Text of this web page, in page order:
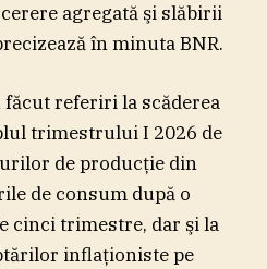
agregată şi slăbirii
în minuta BNR.
referiri la scăderea
trimestrului I 2026 de
de producţie din
de consum după o
cinci trimestre, dar şi la
inflaţioniste pe